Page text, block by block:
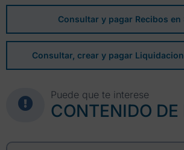
Consultar y pagar Recibos en
Consultar, crear y pagar
Puede que te interese
CONTENIDO DE